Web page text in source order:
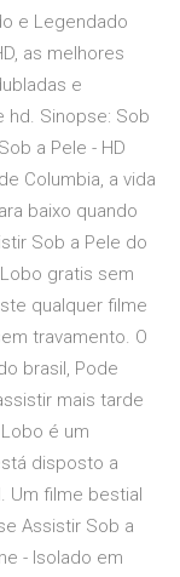
e Legendado
as melhores
e
hd. Sinopse: Sob
a Pele - HD
Columbia, a vida
baixo quando
Sob a Pele do
gratis sem
qualquer filme
travamento. O
brasil, Pode
mais tarde
é um
disposto a
Um filme bestial
Assistir Sob a
- Isolado em